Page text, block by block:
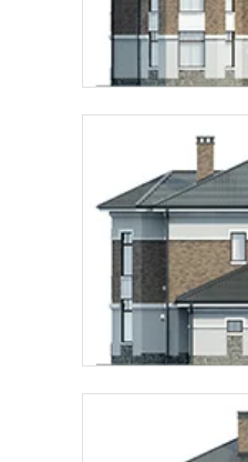
Telegram
согласие на
подтверждаю, что
обработки